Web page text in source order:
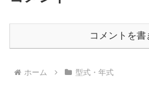
コメントを書
ホーム 型式・年式